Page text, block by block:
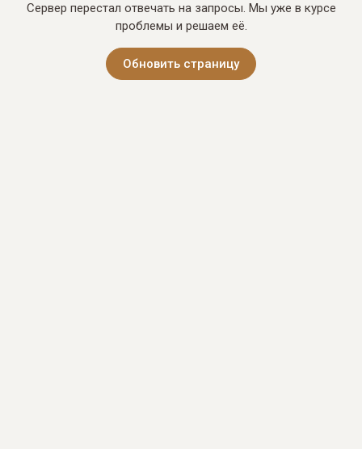
Сервер перестал отвечать на запросы. Мы уже в курсе
проблемы и решаем её.
Обновить страницу